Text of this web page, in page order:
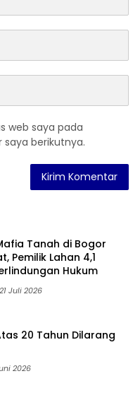
web saya pada
berikutnya.
Tanah di Bogor
Pemilik Lahan 4,1
Hukum
21 Juli 2026
20 Tahun Dilarang
2026